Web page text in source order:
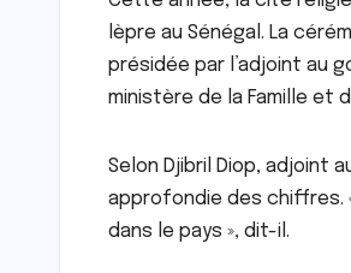
lèpre au Sénégal. La
présidée par l’adjoint au
ministère de la Famille et
Selon Djibril Diop, adjoint
approfondie des chiffres.
dans le pays », dit-il.